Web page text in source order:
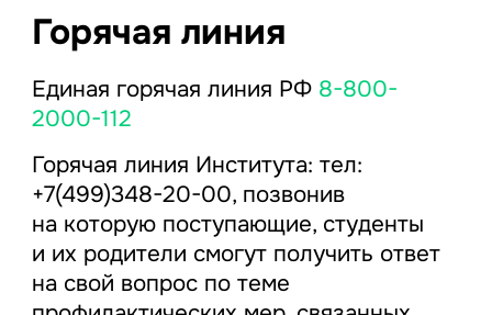
Горячая линия
Единая горячая линия РФ 8-800-
2000-112
Горячая линия Института: тел:
+7(499)348-20-00, позвонив
на которую поступающие, студенты
и их родители смогут получить ответ
на свой вопрос по теме